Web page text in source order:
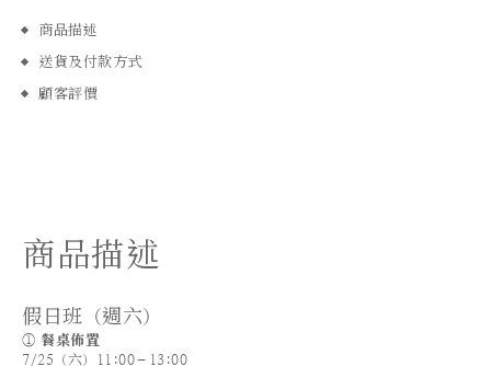
商品描述
送貨及付款方式
顧客評價
商品描述
假日班（週六）
① 餐桌佈置
7/25（六）11:00–13:00